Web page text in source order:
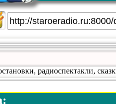
радиоспектакли,